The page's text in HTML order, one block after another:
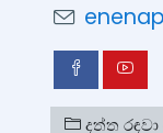
දත්ත රඳවා